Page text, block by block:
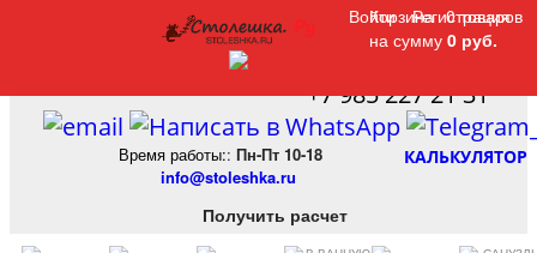
+7 985 227 21 31
КАЛЬКУЛЯТОР
Время работы:: Пн-Пт 10-18
info@stoleshka.ru
Получить расчет
Войти Регистрация
Корзина 0 товаров
на сумму 0 руб.
Войти Регистрация
Корзина 0 товаров
на сумму 0 руб.